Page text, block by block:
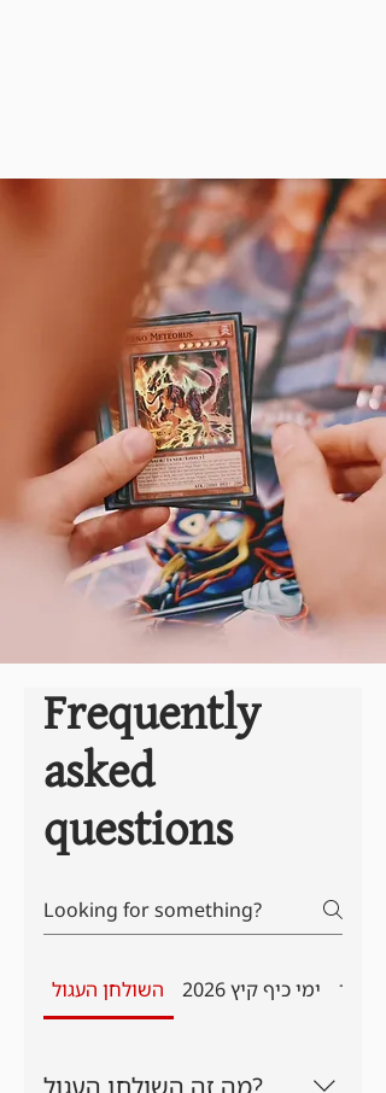
Frequently
asked
questions
השולחן העגול ימי כיף קיץ 2026
מה זה השולחן העגול?